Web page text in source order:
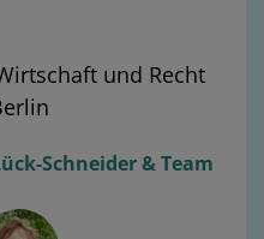
und Recht
Schneider & Team